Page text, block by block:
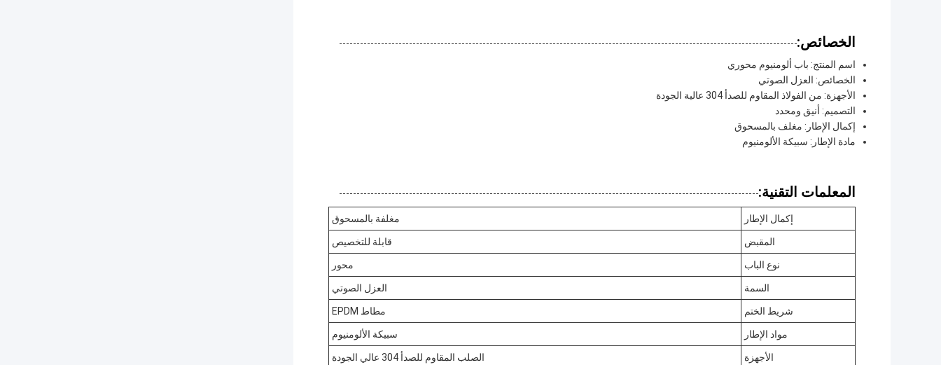
الخصائص:
اسم المنتج: باب ألومنيوم محوري
الخصائص: العزل الصوتي
الأجهزة: من الفولاذ المقاوم للصدأ 304 عالية الجودة
التصميم: أنيق ومحدد
إكمال الإطار: مغلف بالمسحوق
مادة الإطار: سبيكة الألومنيوم
المعلمات التقنية:
إكمال الإطار مغلفة بالمسحوق
المقبض قابلة للتخصيص
نوع الباب محور
السمة العزل الصوتي
شريط الختم مطاط EPDM
مواد الإطار سبيكة الألومنيوم
الأجهزة الصلب المقاوم للصدأ 304 عالي الجودة